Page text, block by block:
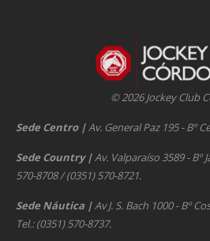
© 2026 Jockey Club
Sede Centro |Av. General Paz 195 - Bº
Sede Country |Av. Valparaíso 3589 - Bº
570-8708 / (0351) 570-8721.
Sede Náutica |Av J. S. Bach 1000 - Bº
Tel.: (0351) 570-8737.